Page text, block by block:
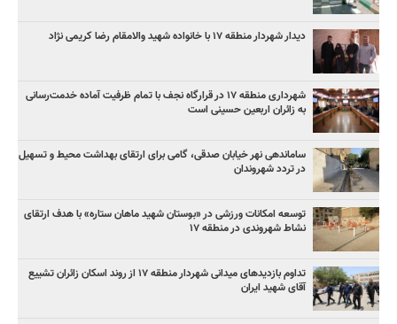
دیدار شهردار منطقه ۱۷ با خانواده شهید والامقام رضا کریمی نژاد
شهرداری منطقه ۱۷ در قرارگاه نجف با تمام ظرفیت آماده خدمت‌رسانی
به زائران اربعین حسینی است
ساماندهی نهر خیابان صدقی، گامی برای ارتقای بهداشت محیط و تسهیل
در تردد شهروندان
توسعه امکانات ورزشی در «بوستان شهید ماهان ستاره» با هدف ارتقای
نشاط شهروندی در منطقه ۱۷
تداوم بازدیدهای میدانی شهردار منطقه ۱۷ از روند اسکان زائران تشییع
آقای شهید ایران